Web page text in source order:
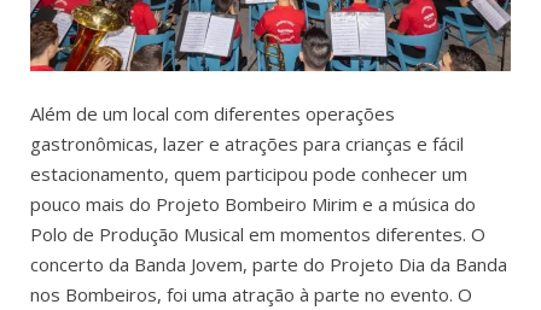
Além de um local com diferentes operações
gastronômicas, lazer e atrações para crianças e fácil
estacionamento, quem participou pode conhecer um
pouco mais do Projeto Bombeiro Mirim e a música do
Polo de Produção Musical em momentos diferentes. O
concerto da Banda Jovem, parte do Projeto Dia da Banda
nos Bombeiros, foi uma atração à parte no evento. O